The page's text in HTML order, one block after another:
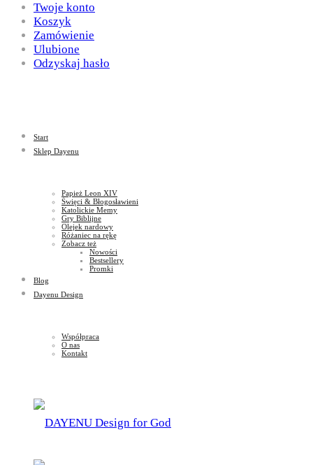
for
God
Design
God
Twoje konto
Koszyk
Zamówienie
Ulubione
Odzyskaj hasło
Start
Sklep Dayenu
Papież Leon XIV
Święci & Błogosławieni
Katolickie Memy
Gry Biblijne
Olejek nardowy
Różaniec na rękę
Zobacz też
Nowości
Bestsellery
Promki
Blog
Dayenu Design
Współpraca
O nas
Kontakt